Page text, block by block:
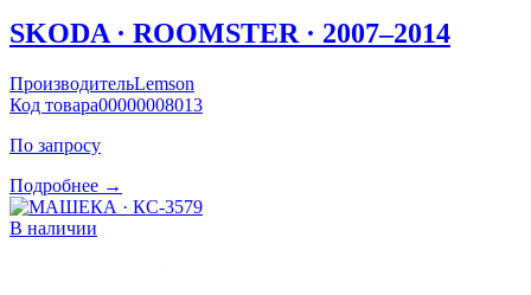
SKODA · ROOMSTER · 2007–2014
ПроизводительLemson
Код товара00000008013
По запросу
Подробнее →
В наличии